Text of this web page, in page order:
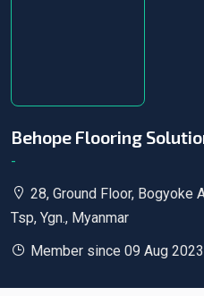
Behope Flooring
-
28, Ground Floor, Bogyoke
Tsp, Ygn., Myanmar
Member since 09 Aug 2023